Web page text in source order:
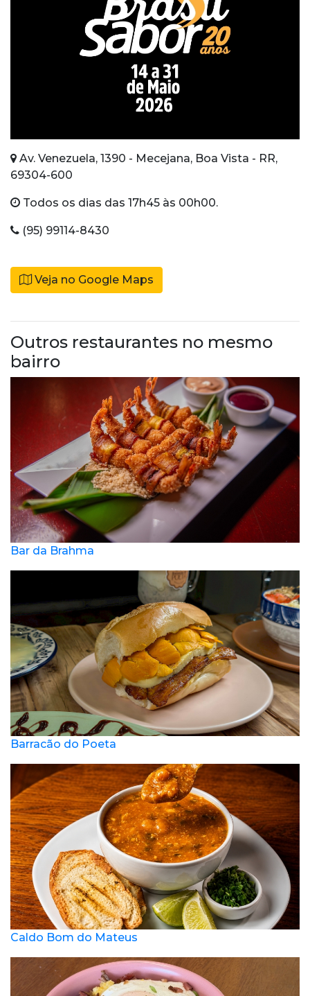
Av. Venezuela, 1390 - Mecejana, Boa Vista - RR,
69304-600
Todos os dias das 17h45 às 00h00.
(95) 99114-8430
Veja no Google Maps
Outros restaurantes no mesmo
bairro
Bar da Brahma
Barracão do Poeta
Caldo Bom do Mateus